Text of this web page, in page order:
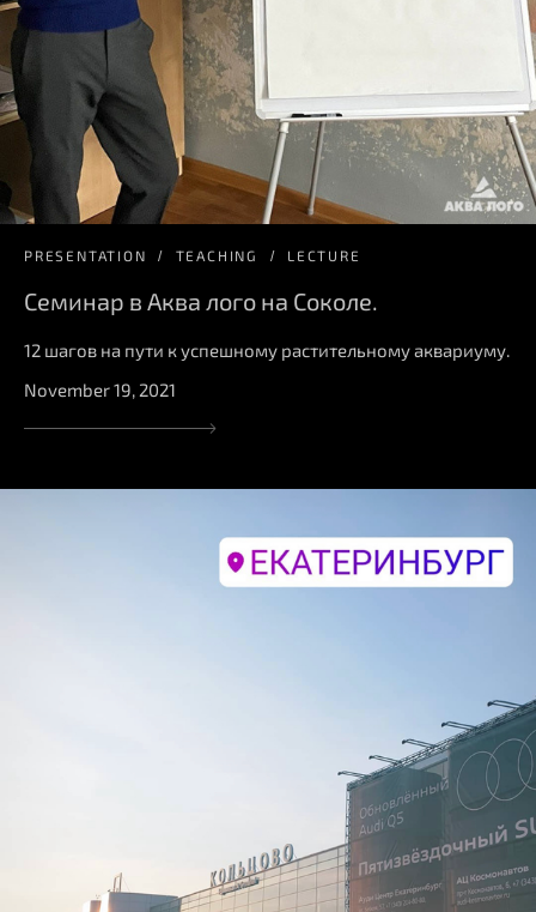
PRESENTATION TEACHING LECTURE
Семинар в Аква лого на Соколе.
12 шагов на пути к успешному растительному аквариуму.
November 19, 2021